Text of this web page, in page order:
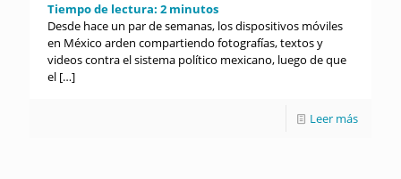
Tiempo de lectura: 2 minutos
Desde hace un par de semanas, los dispositivos móviles
en México arden compartiendo fotografías, textos y
videos contra el sistema político mexicano, luego de que
el […]
Leer más